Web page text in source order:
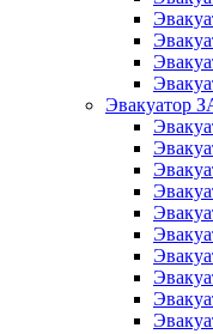
Эвакуатор